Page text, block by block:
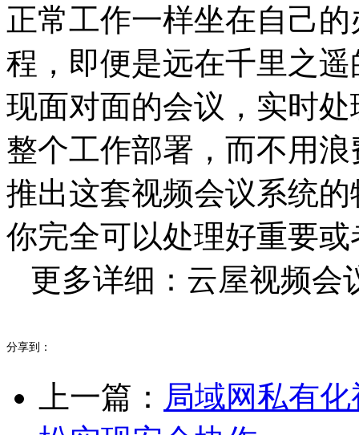
正常工作一样坐在自己
程，即便是远在千里之
现面对面的会议，实时
整个工作部署，而不用
推出这套视频会议系统
你完全可以处理好重要
更多详细：云屋视频会
分享到：
上一篇： 局域网私有